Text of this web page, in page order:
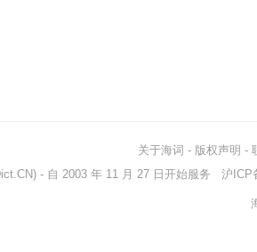
关于海词 - 版权声明 -
- 自 2003 年 11 月 27 日开始服务 沪ICP